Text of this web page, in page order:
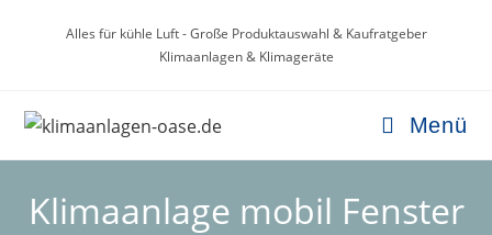
Alles für kühle Luft - Große Produktauswahl & Kaufratgeber
Klimaanlagen & Klimageräte
Menü
Klimaanlage mobil Fenster